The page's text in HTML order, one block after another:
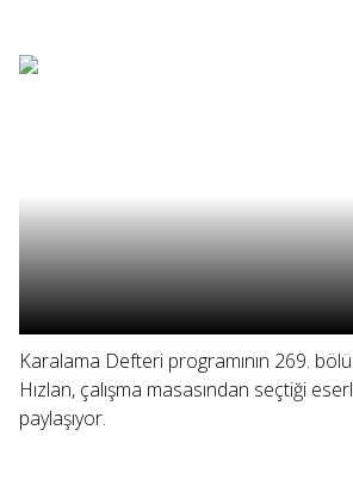
Karalama Defteri programının 269.
Hızlan, çalışma masasından seçtiği
paylaşıyor.